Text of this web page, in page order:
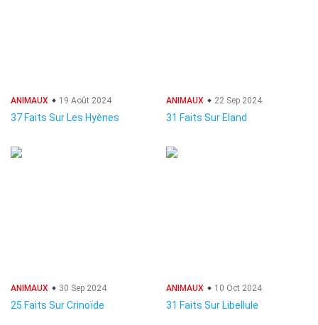
ANIMAUX 19 Août 2024
37 Faits Sur Les Hyènes
ANIMAUX 22 Sep 2024
31 Faits Sur Eland
ANIMAUX 30 Sep 2024
25 Faits Sur Crinoïde
ANIMAUX 10 Oct 2024
31 Faits Sur Libellule